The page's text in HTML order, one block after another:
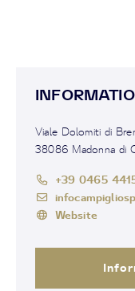
Viale Dolomiti di
38086 Madonna di
+39 0465
Website